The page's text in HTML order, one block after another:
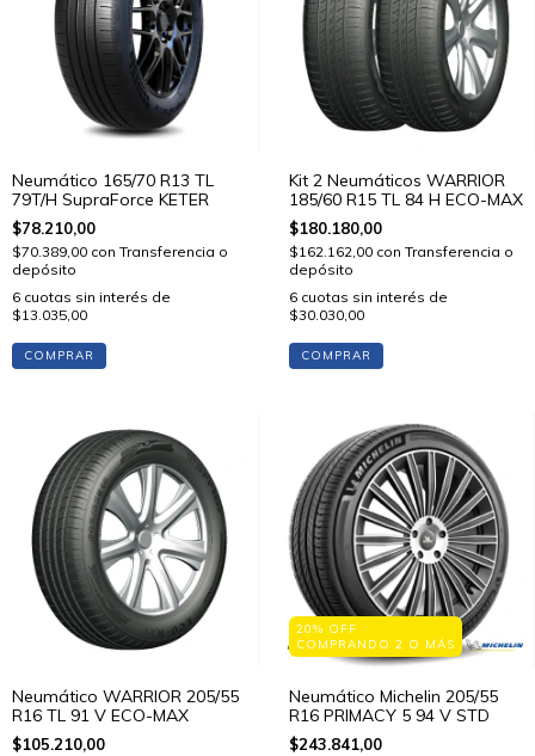
Neumático 165/70 R13 TL
79T/H SupraForce KETER
$78.210,00
$70.389,00 con Transferencia o
depósito
6 cuotas sin interés de
$13.035,00
COMPRAR
Kit 2 Neumáticos WARRIOR
185/60 R15 TL 84 H ECO-MAX
$180.180,00
$162.162,00 con Transferencia o
depósito
6 cuotas sin interés de
$30.030,00
COMPRAR
Neumático WARRIOR 205/55
R16 TL 91 V ECO-MAX
$105.210,00
20% OFF
COMPRANDO 2 O MÁS
Neumático Michelin 205/55
R16 PRIMACY 5 94 V STD
$243.841,00